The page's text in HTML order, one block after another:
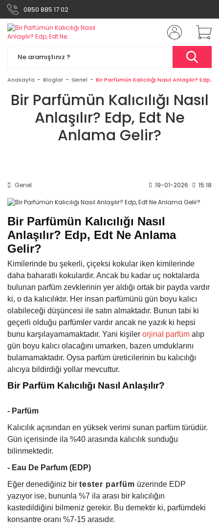
0850 885 17 02
Anasayfa Bloglar Genel Bir Parfümün Kalıcılığı Nasıl Anlaşılır? Edp,
Bir Parfümün Kalıcılığı Nasıl
Anlaşılır? Edp, Edt Ne
Anlama Gelir?
Genel 19-01-2026 15:18
Bir Parfümün Kalıcılığı Nasıl
Anlaşılır? Edp, Edt Ne Anlama
Gelir?
Kimilerinde bu şekerli, çiçeksi kokular iken kimilerinde
daha baharatlı kokulardır. Ancak bu kadar uç noktalarda
bulunan parfüm zevklerinin yer aldığı ortak bir payda vardır
ki, o da kalıcılıktır. Her insan parfümünü gün boyu kalıcı
olabileceği düşüncesi ile satın almaktadır. Bunun tabi ki
geçerli olduğu parfümler vardır ancak ne yazık ki hepsi
bunu karşılayamamaktadır. Yani kişiler orjinal parfüm alıp
gün boyu kalıcı olacağını umarken, bazen umduklarını
bulamamaktadır. Oysa parfüm üreticilerinin bu kalıcılığı
alıcıya bildirdiği yollar mevcuttur.
Bir Parfüm Kalıcılığı Nasıl Anlaşılır?
- Parfüm
Kalıcılık açısından en yüksek verimi sunan parfüm türüdür.
Gün içerisinde ila %40 arasında kalıcılık sunduğu
bilinmektedir.
- Eau De Parfum (EDP)
Eğer denediğiniz bir tester parfüm üzerinde EDP
yazıyor ise, bununla %7 ila arası bir kalıcılığın
kastedildiğini bilmeniz gerekir. Bu demektir ki, parfümdeki
konsantre oranı %7-15 arasıdır.